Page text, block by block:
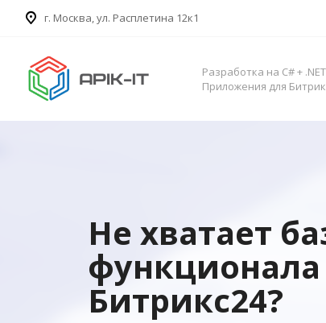
​г. Москва, ул. Расплетина 12к1
Разработка на C# +
Приложения для
Не хватает
функционала
Битрикс24?